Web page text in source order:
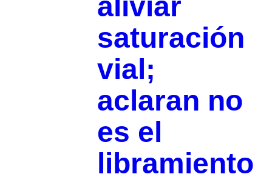
saturación
vial;
aclaran no
es el
libramiento